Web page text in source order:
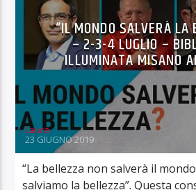
“IL MONDO SALVERÀ LA
– 2-3-4 LUGLIO –
ILLUMINATA MISANO
Laura
23 GIUGNO 2019
“La bellezza non salverà il
salviamo la bellezza”. Questa